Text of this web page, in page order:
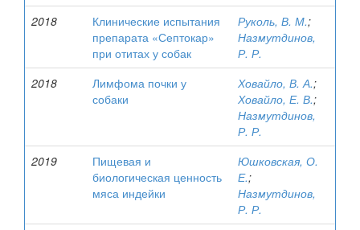
2018
Клинические испытания
препарата «Септокар»
при отитах у собак
Руколь, В. М.;
Назмутдинов,
Р. Р.
2018
Лимфома почки у
собаки
Ховайло, В. А.;
Ховайло, Е. В.;
Назмутдинов,
Р. Р.
2019
Пищевая и
биологическая ценность
мяса индейки
Юшковская, О.
Е.;
Назмутдинов,
Р. Р.